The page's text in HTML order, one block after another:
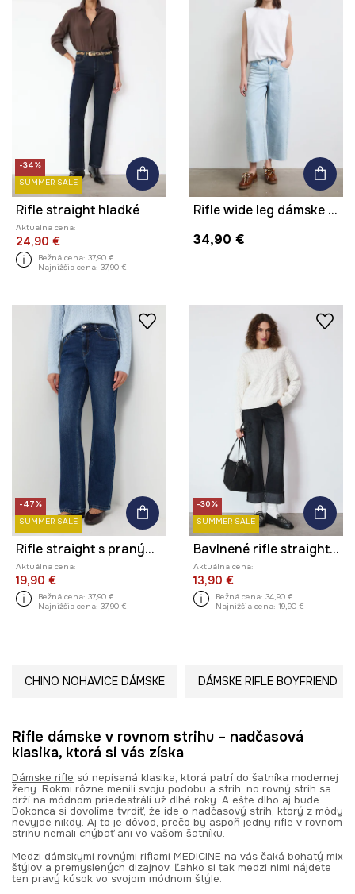
-34%
SUMMER SALE
Rifle straight hladké
Aktuálna cena:
24,90 €
Bežná cena: 37,90 €
Najnižšia cena: 37,90 €
Rifle wide leg dámske s efektom prania
34,90 €
-47%
SUMMER SALE
Rifle straight s praným efektom
Aktuálna cena:
19,90 €
Bežná cena: 37,90 €
Najnižšia cena: 37,90 €
-30%
SUMMER SALE
Bavlnené rifle straight s praným efektom
Aktuálna cena:
13,90 €
Bežná cena: 34,90 €
Najnižšia cena: 19,90 €
CHINO NOHAVICE DÁMSKE DÁMSKE RIFLE BOYFRIEND
Rifle dámske v rovnom strihu – nadčasová
klasika, ktorá si vás získa
Dámske rifle sú nepísaná klasika, ktorá patrí do šatníka modernej
ženy. Rokmi rôzne menili svoju podobu a strih, no rovný strih sa
drží na módnom priedestráli už dlhé roky. A ešte dlho aj bude.
Dokonca si dovolíme tvrdiť, že ide o nadčasový strih, ktorý z módy
nevyjde nikdy. Aj to je dôvod, prečo by aspoň jedny rifle v rovnom
strihu nemali chýbať ani vo vašom šatníku.
Medzi dámskymi rovnými riflami MEDICINE na vás čaká bohatý mix
štýlov a premyslených dizajnov. Ľahko si tak medzi nimi nájdete
ten pravý kúsok vo svojom módnom štýle.